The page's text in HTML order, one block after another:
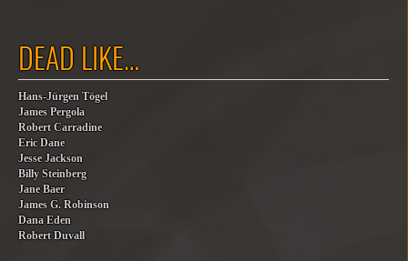
DEAD LIKE…
Hans-Jürgen Tögel
James Pergola
Robert Carradine
Eric Dane
Jesse Jackson
Billy Steinberg
Jane Baer
James G. Robinson
Dana Eden
Robert Duvall